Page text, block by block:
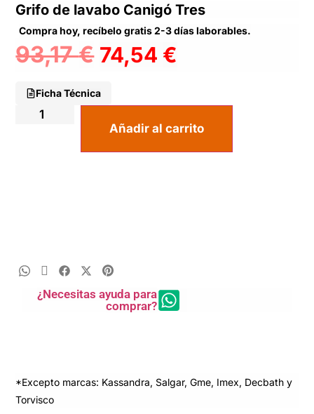
Grifo de lavabo Canigó Tres
Compra hoy, recíbelo gratis 2-3 días laborables.
93,17€ 74,54 €
Ficha Técnica
Añadir al carrito
¿Necesitas ayuda para
comprar?
*Excepto marcas: Kassandra, Salgar, Gme, Imex, Decbath y
Torvisco